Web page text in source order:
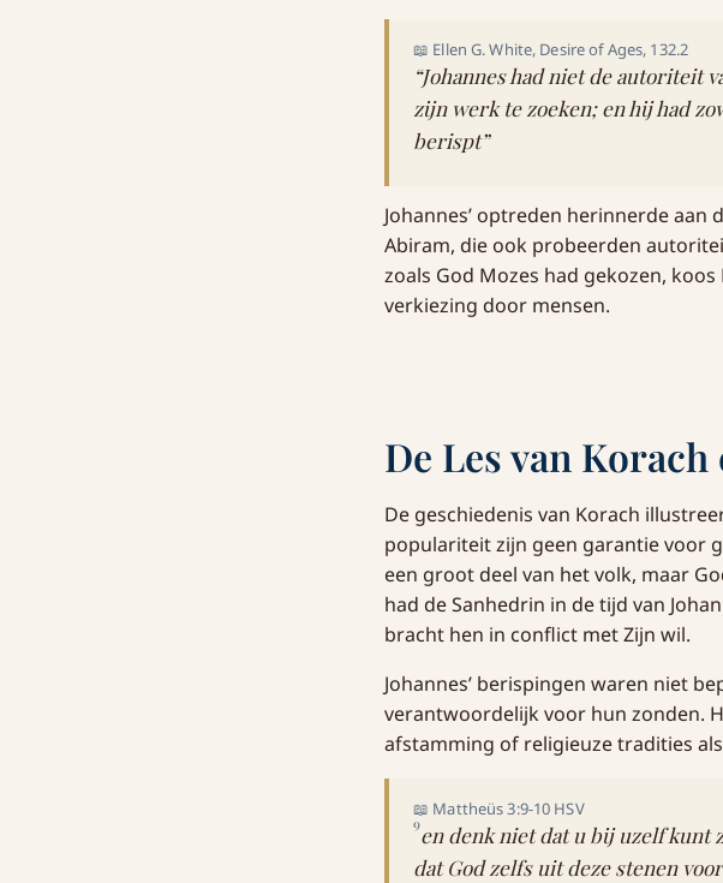
📖 Ellen G. White, Desire of Ages, 132.2
“Johannes had niet de autoriteit
zijn werk te zoeken; en hij had
berispt”
Johannes’ optreden herinnerde
Abiram, die ook probeerden
zoals God Mozes had gekozen,
verkiezing door mensen.
De Les van
De geschiedenis van Korach
populariteit zijn geen garantie voor
een groot deel van het volk, maar
had de Sanhedrin in de tijd van
bracht hen in conflict met Zijn wil.
Johannes’ berispingen waren niet
verantwoordelijk voor hun zonden.
afstamming of religieuze tradities
📖 Mattheüs 3:9-10 HSV
9en denk niet dat u bij uzelf kunt
dat God zelfs uit deze stenen